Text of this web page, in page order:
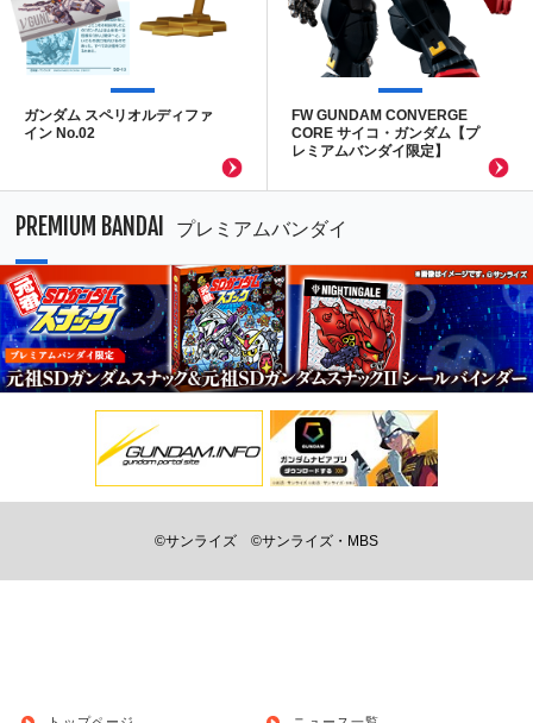
ガンダム スペリオルディファ
イン No.02
FW GUNDAM CONVERGE
CORE サイコ・ガンダム【プ
レミアムバンダイ限定】
PREMIUM BANDAI プレミアムバンダイ
©サンライズ ©サンライズ・MBS